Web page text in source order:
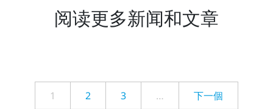
阅读更多新闻和文章
1 2 3 … 下一個